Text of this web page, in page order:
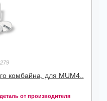
комбайна, для MUM4..
от производителя